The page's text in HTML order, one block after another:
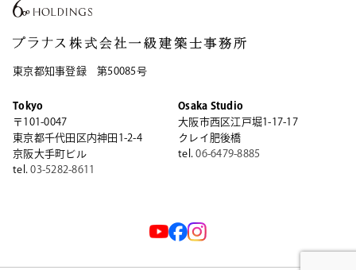
東京都知事登録 第50085号
Tokyo
〒101-0047
東京都千代田区内神田1-2-4
京阪大手町ビル
tel.03-5282-8611
Osaka Studio
大阪市西区江戸堀1-17-17
クレイ肥後橋
tel.06-6479-8885